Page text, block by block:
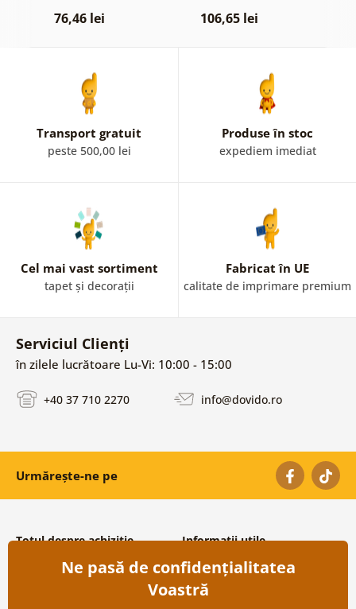
76,46 lei 106,65 lei
Transport gratuit
peste 500,00 lei
Produse în stoc
expediem imediat
Cel mai vast sortiment
tapet și decorații
Fabricat în UE
calitate de imprimare premium
Serviciul Clienți
în zilele lucrătoare Lu-Vi: 10:00 - 15:00
+40 37 710 2270 info@dovido.ro
Urmărește-ne pe
Totul despre achiziție
Condiții și termeni generali
Protecția datelor personale
Transport și modalități de plată
Informații utile
Despre noi
Întrebări frecvente
Contacte
Ne pasă de confidențialitatea
Voastră